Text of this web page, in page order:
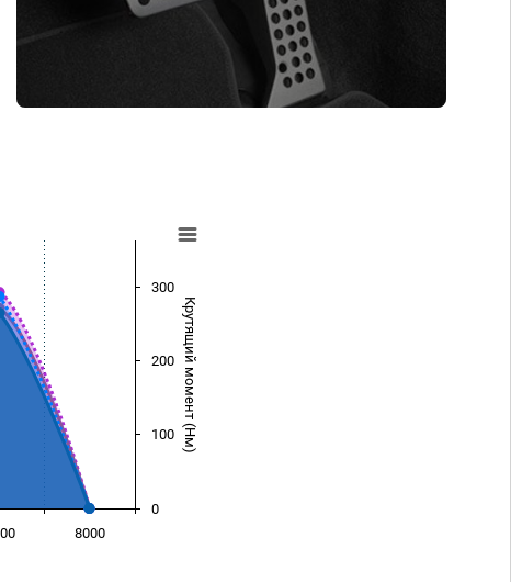
Крутящий момент (Нм)
8000
0
100
200
300